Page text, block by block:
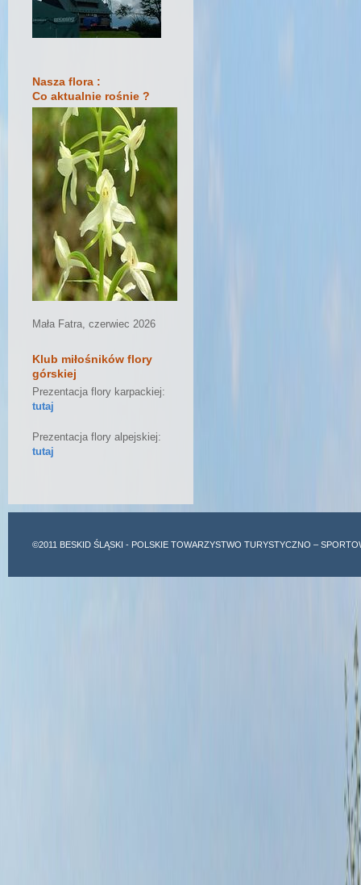
Nasza flora :
Co aktualnie rośnie ?
Mała Fatra, czerwiec 2026
Klub miłośników flory
górskiej
Prezentacja flory karpackiej:
tutaj
Prezentacja flory alpejskiej:
tutaj
©2011 BESKID ŚLĄSKI - POLSKIE TOWARZYSTWO TURYSTYCZNO –